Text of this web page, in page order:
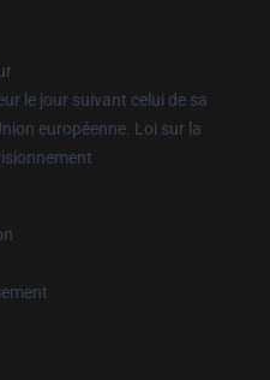
le jour suivant celui de sa
européenne. Loi sur la